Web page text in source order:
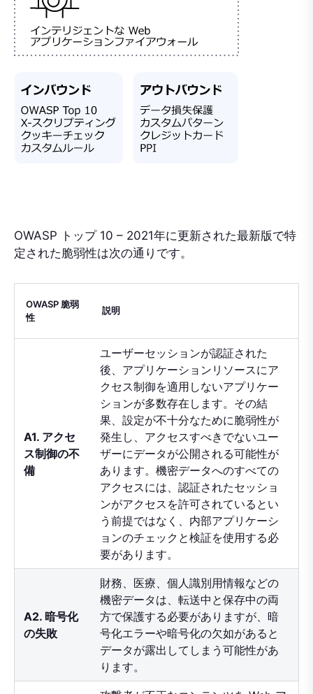
OWASP トップ 10 – 2021年に更新された最新版で特
定された脆弱性は次の通りです。
OWASP 脆弱
性
説明
A1. アクセ
ス制御の不
備
ユーザーセッションが認証された
後、アプリケーションリソースにア
クセス制御を適用しないアプリケー
ションが多数存在します。その結
果、設定が不十分なために脆弱性が
発生し、アクセスすべきでないユー
ザーにデータが公開される可能性が
あります。機密データへのすべての
アクセスには、認証されたセッショ
ンがアクセスを許可されているとい
う前提ではなく、内部アプリケーシ
ョンのチェックと検証を使用する必
要があります。
A2. 暗号化
の失敗
財務、医療、個人識別用情報などの
機密データは、転送中と保存中の両
方で保護する必要がありますが、暗
号化エラーや暗号化の欠如があると
データが露出してしまう可能性があ
ります。